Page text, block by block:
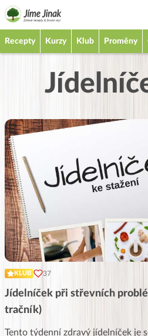
Recepty Kurzy Klub Proměny
KLUB 37
Jídelníček při střevních
tračník)
Tento týdenní zdravý jídelníček je